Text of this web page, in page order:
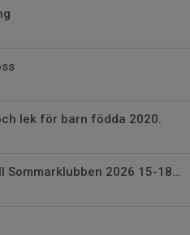
lek för barn födda 2020.
Några platser kvar till Sommarklubben 2026 15-18 juni